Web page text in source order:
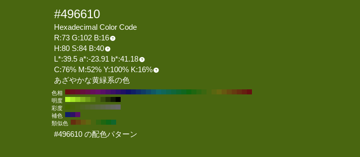
#496610
Hexadecimal Color Code
R:73 G:102 B:16
H:80 S:84 B:40
L*:39.5 a*:-23.91 b*:41.18
C:76% M:52% Y:100% K:16%
あざやかな黄緑系の色
色相
明度
彩度
補色
類似色
#496610 の配色パターン